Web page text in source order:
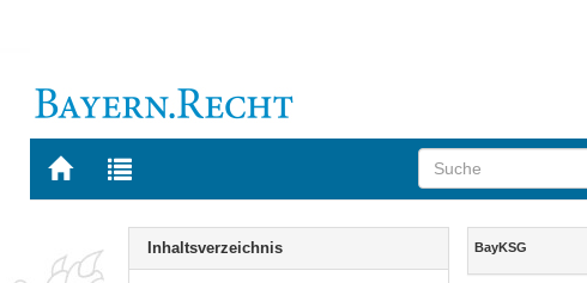
Zur
BAYERN.RECHT
Zur
letzten
Navigation
Inhaltsverzeichnis Inhalt
BayKSG